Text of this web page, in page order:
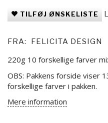
TILFØJ ØNSKELISTE
FRA: FELICITA DESIGN
220g 10 forskellige farver
OBS: Pakkens forside viser
forskellige farver i pakken.
Mere information